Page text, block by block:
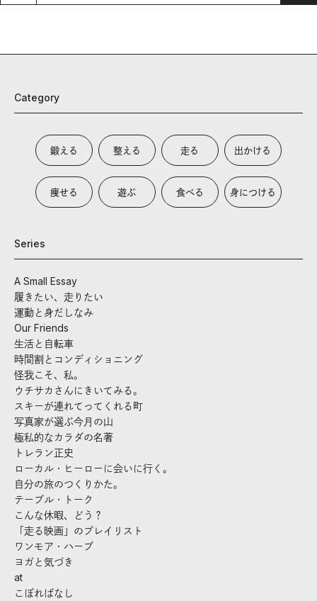
Category
鍛える 整える 走る 出かける
痩せる 遊ぶ 食べる 身につける
Series
A Small Essay
履きたい、走りたい
運動と身だしなみ
Our Friends
生活と自転車
時間割とコンディショニング
怪我こそ、私。
ウチサカさんにきいてみる。
スキーが連れてってくれる町
写真家が選ぶ今月の山
極私的なカラダの名著
トレラン正史
ローカル・ヒーローに会いに行く。
自分の旅のつくりかた。
テーブル・トーク
こんな休暇、どう？
「走る映画」のプレイリスト
ワンモア・ハーブ
ヨガと気づき
at
こぼればなし